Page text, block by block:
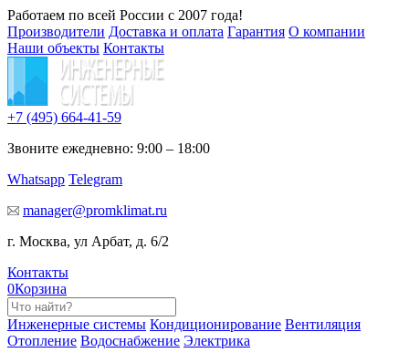
Работаем по всей России с 2007 года!
Производители Доставка и оплата Гарантия О компании
Наши объекты Контакты
+7 (495) 664-41-59
Звоните ежедневно: 9:00 – 18:00
Whatsapp Telegram
manager@promklimat.ru
г. Москва, ул Арбат, д. 6/2
Контакты
0Корзина
Инженерные системы Кондиционирование Вентиляция
Отопление Водоснабжение Электрика